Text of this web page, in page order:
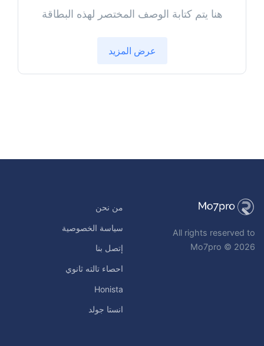
هنا يتم كتابة الوصف المختصر لهذه البطاقة
عرض المزيد
All rights reserved to
Mo7pro © 2026
من نحن
سياسة الخصوصية
إتصل بنا
احصاء تالته ثانوي
Honista
انستا جولد